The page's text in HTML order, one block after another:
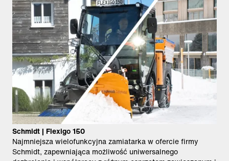
Schmidt | Flexigo 150
Najmniejsza wielofunkcyjna zamiatarka w ofercie firmy
Schmidt, zapewniająca możliwość uniwersalnego